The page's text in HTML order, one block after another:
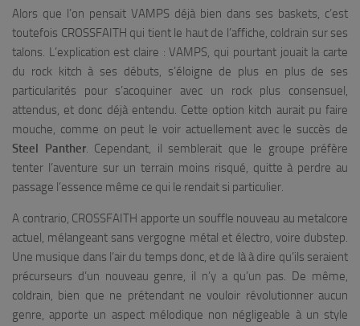
Alors que l’on pensait VAMPS déjà bien dans ses baskets, c’est
toutefois CROSSFAITH qui tient le haut de l’affiche, coldrain sur ses
talons. L’explication est claire : VAMPS, qui pourtant jouait la carte
du rock kitch à ses débuts, s’éloigne de plus en plus de ses
particularités pour s’acoquiner avec un rock plus consensuel,
attendus, et donc déjà entendu. Cette option kitch aurait pu faire
mouche, comme on peut le voir actuellement avec le succès de
Steel Panther. Cependant, il semblerait que le groupe préfère
tenter l’aventure sur un terrain moins risqué, quitte à perdre au
passage l’essence même ce qui le rendait si particulier.
A contrario, CROSSFAITH apporte un souffle nouveau au metalcore
actuel, mélangeant sans vergogne métal et électro, voire dubstep.
Une musique dans l’air du temps donc, et de là à dire qu’ils seraient
précurseurs d’un nouveau genre, il n’y a qu’un pas. De même,
coldrain, bien que ne prétendant ne vouloir révolutionner aucun
genre, apporte un aspect mélodique non négligeable à un style